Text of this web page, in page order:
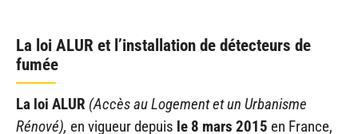
La loi ALUR et l’installation de détecteurs de
fumée
La loi ALUR (Accès au Logement et un Urbanisme
Rénové), en vigueur depuis le 8 mars 2015 en France,